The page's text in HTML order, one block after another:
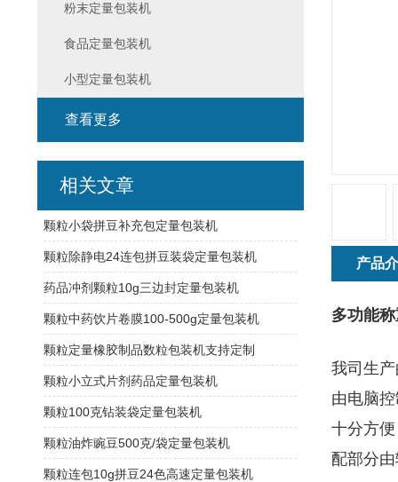
产品
多功能
我司生
由电脑
十分方
配部分
粉末定量包装机
食品定量包装机
小型定量包装机
查看更多
相关文章
颗粒小袋拼豆补充包定量包装机
颗粒除静电24连包拼豆装袋定量包装机
药品冲剂颗粒10g三边封定量包装机
颗粒中药饮片卷膜100-500g定量包装机
颗粒定量橡胶制品数粒包装机支持定制
颗粒小立式片剂药品定量包装机
颗粒100克钻装袋定量包装机
颗粒油炸豌豆500克/袋定量包装机
颗粒连包10g拼豆24色高速定量包装机